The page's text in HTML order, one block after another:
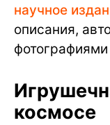
научное
описания,
фотографиями
космосе